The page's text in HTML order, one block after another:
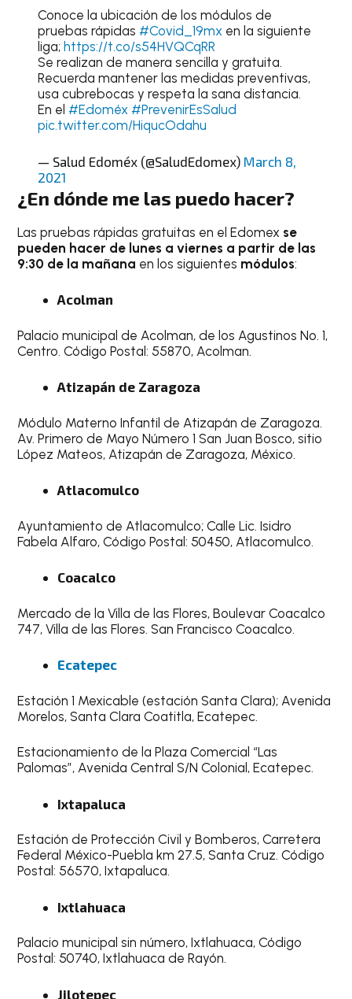
Conoce la ubicación de los módulos de
pruebas rápidas #Covid_19mxen la siguiente
liga; https://t.co/s54HVQCqRR
Se realizan de manera sencilla y gratuita.
Recuerda mantener las medidas preventivas,
usa cubrebocas y respeta la sana distancia.
En el #Edoméx #PrevenirEsSalud
pic.twitter.com/HiqucOdahu
— Salud Edoméx (@SaludEdomex) March 8,
2021
¿En dónde me las puedo hacer?
Las pruebas rápidas gratuitas en el Edomex se
pueden hacer de lunes a viernes a partir de las
9:30 de la mañana en los siguientes módulos:
Acolman
Palacio municipal de Acolman, de los Agustinos No. 1,
Centro. Código Postal: 55870, Acolman.
Atizapán de Zaragoza
Módulo Materno Infantil de Atizapán de Zaragoza.
Av. Primero de Mayo Número 1 San Juan Bosco, sitio
López Mateos, Atizapán de Zaragoza, México.
Atlacomulco
Ayuntamiento de Atlacomulco; Calle Lic. Isidro
Fabela Alfaro, Código Postal: 50450, Atlacomulco.
Coacalco
Mercado de la Villa de las Flores, Boulevar Coacalco
747, Villa de las Flores. San Francisco Coacalco.
Ecatepec
Estación 1 Mexicable (estación Santa Clara); Avenida
Morelos, Santa Clara Coatitla, Ecatepec.
Estacionamiento de la Plaza Comercial “Las
Palomas”, Avenida Central S/N Colonial, Ecatepec.
Ixtapaluca
Estación de Protección Civil y Bomberos, Carretera
Federal México-Puebla km 27.5, Santa Cruz. Código
Postal: 56570, Ixtapaluca.
Ixtlahuaca
Palacio municipal sin número, Ixtlahuaca, Código
Postal: 50740, Ixtlahuaca de Rayón.
Jilotepec